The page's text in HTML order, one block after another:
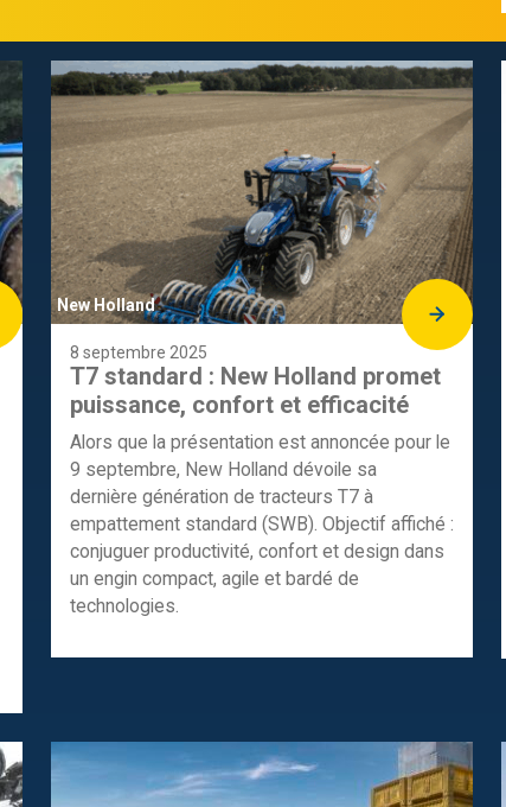
New Holland
8 septembre 2025
T7 standard : New Holland promet
puissance, confort et efficacité
Alors que la présentation est annoncée pour le
9 septembre, New Holland dévoile sa
dernière génération de tracteurs T7 à
empattement standard (SWB). Objectif affiché :
conjuguer productivité, confort et design dans
un engin compact, agile et bardé de
technologies.